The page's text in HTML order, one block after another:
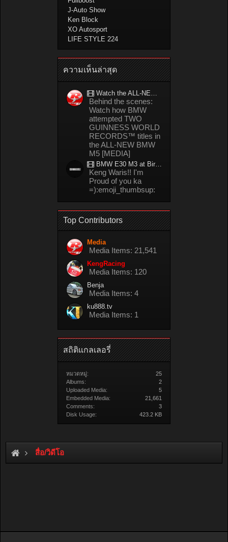
J-Auto Show
Ken Block
XO Autosport
LIFE STYLE 224
ความเห็นล่าสุด
Watch the ALL-NEW BMW M5 refuel mid-drift to take TWO GUINNESS WORLD RECORDS™ titles
Behind the scenes:
Watch how BMW
attempted TWO
GUINNESS WORLD
RECORDS™ titles in
the ALL-NEW BMW
M5 [MEDIA]
BMW E30 M3 at Bira circuit Thailand in 02/2008
Keng Waris!! I'm
Proud of you ka
=):emoji_thumbsup:
Top Contributors
Media
Media Items: 21,541
KengRacing
Media Items: 120
Benja
Media Items: 4
ku888.tv
Media Items: 1
สถิติแกลเลอรี่
หมวดหมู่:
25
Albums:
2
Uploaded Media:
5
Embedded Media:
21,661
Comments:
3
Disk Usage:
423.2 KB
สื่อ/วิดีโอ